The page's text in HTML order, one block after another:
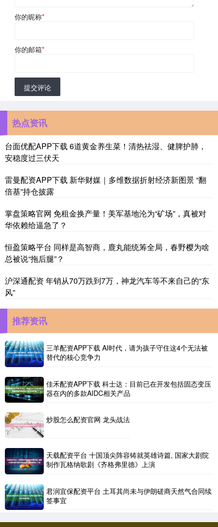
你的昵称*
你的邮箱*
提交评论
热点资讯
台面优配APP下载 6道黄金养生菜！清热祛湿、健脾护肺，
安稳度过三伏天
雷曼配资APP下载 新华财媒｜多维数据折射经济新图景 “翻
倍基”持仓披露
掌盘策略官网 免租金换产量！美军基地沦为“矿场”，真被对
华依赖给逼急了？
恒盈策略平台 同样是高智商，鹿丸能统筹全局，春野樱为啥
总被说“拖后腿”？
沪深通配资 年销从70万跌到7万，神龙汽车等不来自己的“东
风”
推荐资讯
三羊配资APP下载 AI时代，请为孩子守住这4个无法被
替代的核心竞争力
佳禾配资APP下载 科士达：目前已在开发包括固态变压
器在内的多款AIDC相关产品
炒股怎么配资官网 龙头战法
天载配资平台 十国顶尖阵容铸就英雄诗篇, 国家大剧院
制作瓦格纳歌剧《齐格弗里德》上演
君润宜保配资平台 土耳其尚未与伊朗磋商天然气合同续
签事宜